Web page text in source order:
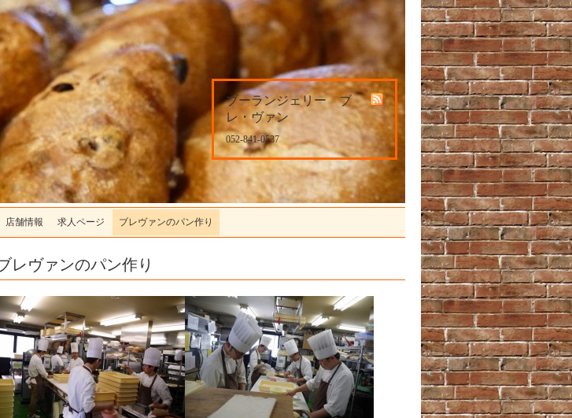
ブーランジェリー ブ
レ・ヴァン
052-841-0537
店舗情報 求人ページ ブレヴァンのパン作り
レヴァンのパン作り